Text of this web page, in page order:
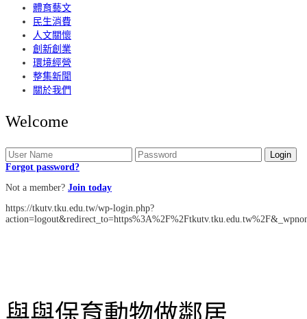
體育藝文
民生消費
人文關懷
創新創業
環境經營
整集新聞
關於我們
Welcome
Forgot password?
Not a member? Join today
https://tkutv.tku.edu.tw/wp-login.php?